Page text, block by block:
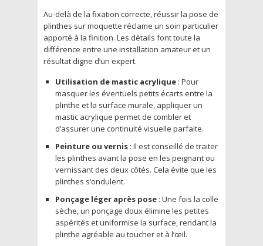
Au-delà de la fixation correcte, réussir la pose de
plinthes sur moquette réclame un soin particulier
apporté à la finition. Les détails font toute la
différence entre une installation amateur et un
résultat digne d’un expert.
Utilisation de mastic acrylique : Pour
masquer les éventuels petits écarts entre la
plinthe et la surface murale, appliquer un
mastic acrylique permet de combler et
d’assurer une continuité visuelle parfaite.
Peinture ou vernis : Il est conseillé de traiter
les plinthes avant la pose en les peignant ou
vernissant des deux côtés. Cela évite que les
plinthes s’ondulent.
Ponçage léger après pose : Une fois la colle
sèche, un ponçage doux élimine les petites
aspérités et uniformise la surface, rendant la
plinthe agréable au toucher et à l’œil.